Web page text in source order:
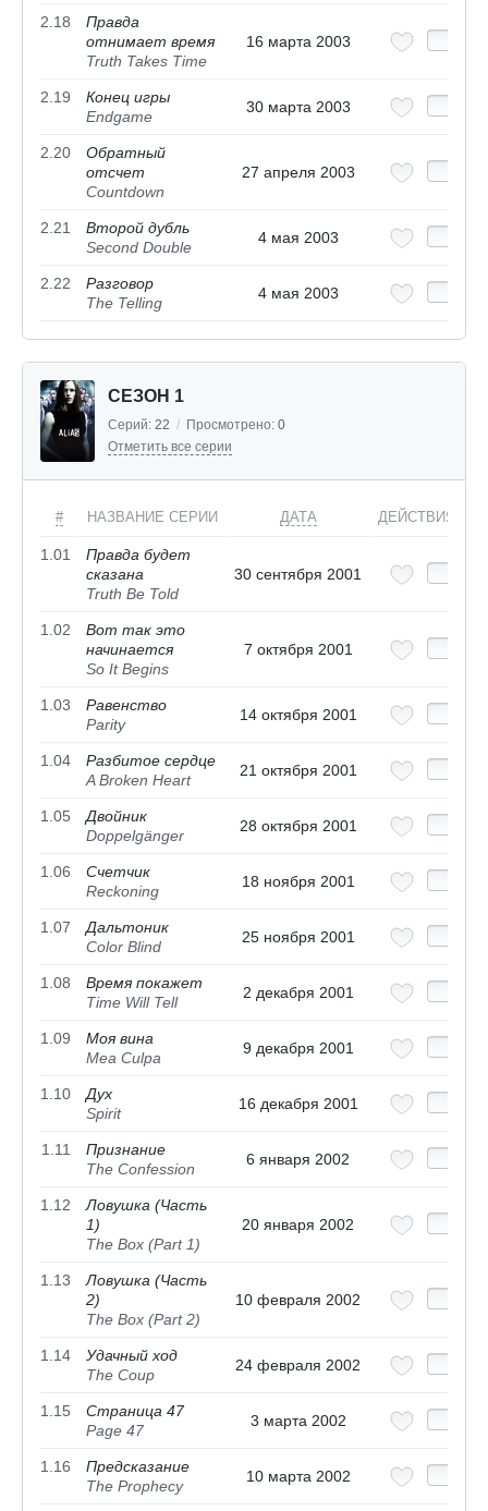
2.18
Правда
отнимает время
Truth Takes Time
16 марта 2003
2.19
Конец игры
Endgame
30 марта 2003
2.20
Обратный
отсчет
Countdown
27 апреля 2003
2.21
Второй дубль
Second Double
4 мая 2003
2.22
Разговор
The Telling
4 мая 2003
СЕЗОН 1
Серий: 22 / Просмотрено: 0
Отметить все серии
# НАЗВАНИЕ СЕРИИ ДАТА ДЕЙСТВИЯ
1.01
Правда будет
сказана
Truth Be Told
30 сентября 2001
1.02
Вот так это
начинается
So It Begins
7 октября 2001
1.03
Равенство
Parity
14 октября 2001
1.04
Разбитое сердце
A Broken Heart
21 октября 2001
1.05
Двойник
Doppelgänger
28 октября 2001
1.06
Счетчик
Reckoning
18 ноября 2001
1.07
Дальтоник
Color Blind
25 ноября 2001
1.08
Время покажет
Time Will Tell
2 декабря 2001
1.09
Моя вина
Mea Culpa
9 декабря 2001
1.10
Дух
Spirit
16 декабря 2001
1.11
Признание
The Confession
6 января 2002
1.12
Ловушка (Часть
1)
The Box (Part 1)
20 января 2002
1.13
Ловушка (Часть
2)
The Box (Part 2)
10 февраля 2002
1.14
Удачный ход
The Coup
24 февраля 2002
1.15
Страница 47
Page 47
3 марта 2002
1.16
Предсказание
The Prophecy
10 марта 2002